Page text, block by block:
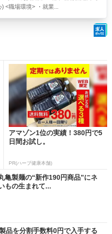
<職場環境> ・就業...
アマゾン1位の実績！380円で5
日間お試し。
PR(ハーブ健康本舗)
亀製麺の“新作190円商品”にネ
もの生まれて...
品を分割手数料0円で入手する